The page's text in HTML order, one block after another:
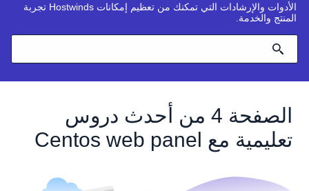
الأدوات والإرشادات التي تمكنك من تعظيم إمكانات Hostwinds تجربة
المنتج والخدمة.
الصفحة 4 من أحدث دروس
تعليمية مع Centos web panel